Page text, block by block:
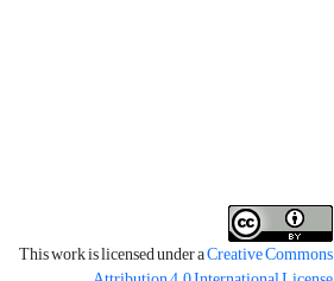
This work is licensed under aCreative Commons